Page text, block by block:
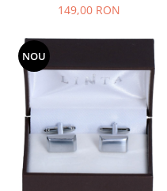
149,00 RON
NOU